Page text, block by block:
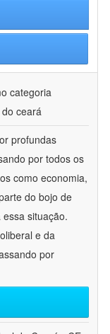
categoria
ceará
profundas
por todos os
como economia,
do bojo de
situação.
e da
por